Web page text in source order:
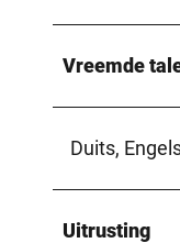
Vreemde
Duits,
Uitrusting